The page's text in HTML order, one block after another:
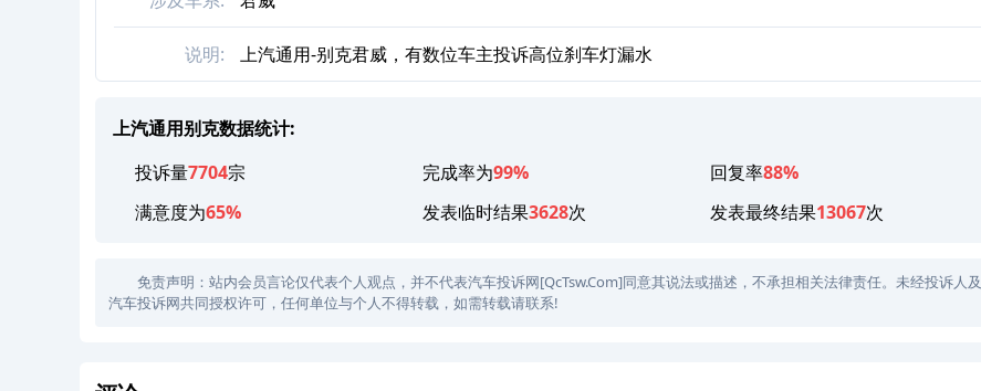
说明: 上汽通用-别克君威，有数位车主投诉高位刹车灯漏水
上汽通用别克数据统计:
投诉量7704宗 完成率为99% 回复率88%
满意度为65% 发表临时结果3628次 发表最终结果13067次
免责声明：站内会员言论仅代表个人观点，并不代表汽车投诉网[QcTsw.Com]同意其说法或描述，不承担相关法律责任。未经投诉人及
汽车投诉网共同授权许可，任何单位与个人不得转载，如需转载请联系!